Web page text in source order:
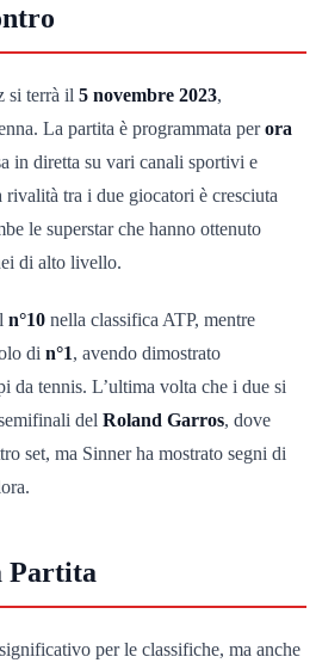
si terrà il 5 novembre 2023,
La partita è programmata perora
in diretta su vari canali sportivi e
tra i due giocatori è cresciuta
le superstar che hanno ottenuto
di alto livello.
n°10 nella classifica ATP, mentre
di n°1, avendo dimostrato
da tennis. L’ultima volta che i due si
del Roland Garros, dove
set, ma Sinner ha mostrato segni di
Partita
per le classifiche, ma anche